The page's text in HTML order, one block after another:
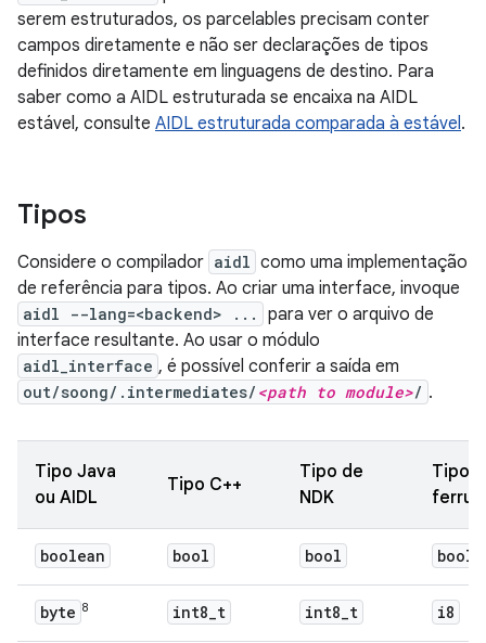
serem estruturados, os parcelables precisam conter
campos diretamente e não ser declarações de tipos
definidos diretamente em linguagens de destino. Para
saber como a AIDL estruturada se encaixa na AIDL
estável, consulte AIDL estruturada comparada à estável.
Tipos
Considere o compilador aidl como uma implementação
de referência para tipos. Ao criar uma interface, invoque
aidl --lang=<backend> ...
para ver o arquivo de
interface resultante. Ao usar o módulo
aidl_interface , é possível conferir a saída em
out/soong/.intermediates/ <path to module>/ .
Tipo Java
ou AIDL
Tipo C++
Tipo de
NDK
Tipo
boolean bool bool bool
byte 8 int8_t int8_t i8